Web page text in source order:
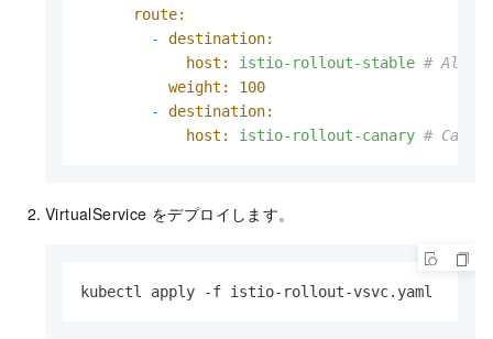
route:
-
destination:
host:
istio-rollout-stable # All
weight:
100
-
destination:
host:
istio-rollout-canary #
VirtualService をデプロイします。
kubectl apply -f istio-rollout-vsvc.yaml